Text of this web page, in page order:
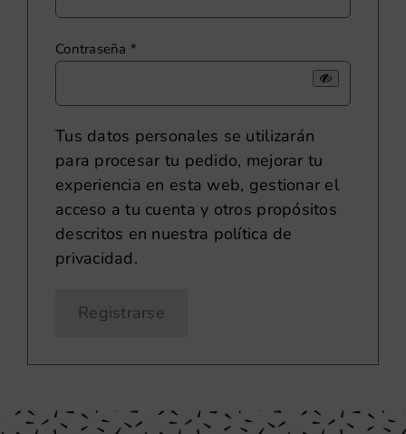
Contraseña *
Tus datos personales se utilizarán
para procesar tu pedido, mejorar tu
experiencia en esta web, gestionar el
acceso a tu cuenta y otros propósitos
descritos en nuestra política de
privacidad.
Registrarse